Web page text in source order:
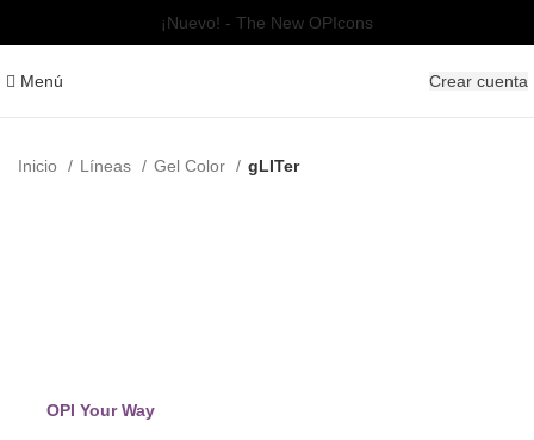
¡Nuevo! - The New OPIcons
Menú Crear cuenta
Inicio Líneas Gel Color gLITer
OPI Your Way